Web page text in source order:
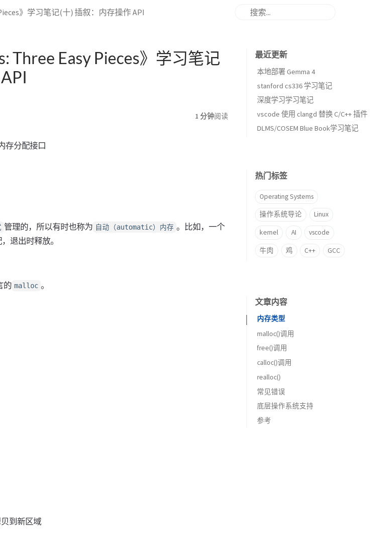
》学习笔记(十) 插叙：内存操作 API
Three Easy Pieces》学习笔记
1 分钟阅读
存分配接口
管理的，所以有时也称为 自动（automatic）内存 。比如，一个
退出时释放。
的 malloc 。
到新区域
最近更新
本地部署 Gemma 4
stanford cs336 学习笔记
深度学习学习笔记
vscode 使用 clangd 替换 C/C++ 插件
DLMS/COSEM Blue Book学习笔记
热门标签
Operating Systems
操作系统导论 Linux
kernel AI vscode
牛肉 鸡 C++ GCC
文章内容
内存类型
malloc()调用
free()调用
calloc()调用
realloc()
常见错误
底层操作系统支持
参考